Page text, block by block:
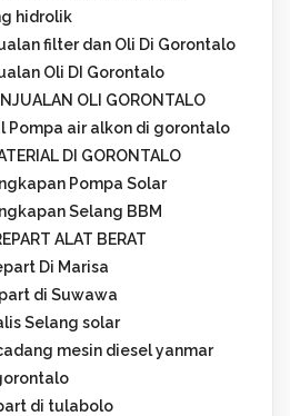
hidrolik
filter dan Oli Di Gorontalo
Oli DI Gorontalo
OLI GORONTALO
Pompa air alkon di gorontalo
DI GORONTALO
Pompa Solar
Selang BBM
ALAT BERAT
Di Marisa
di Suwawa
Selang solar
mesin diesel yanmar
di tulabolo